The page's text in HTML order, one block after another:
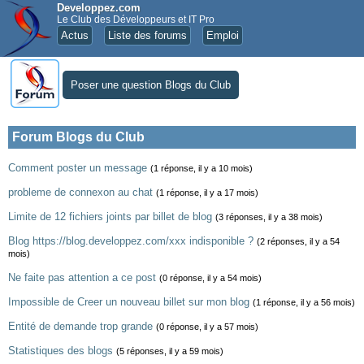
Developpez.com
Le Club des Développeurs et IT Pro
Actus Liste des forums Emploi
Poser une question Blogs du Club
Forum Blogs du Club
Comment poster un message (1 réponse, il y a 10 mois)
probleme de connexon au chat (1 réponse, il y a 17 mois)
Limite de 12 fichiers joints par billet de blog (3 réponses, il y a 38 mois)
Blog https://blog.developpez.com/xxx indisponible ? (2 réponses, il y a 54
mois)
Ne faite pas attention a ce post (0 réponse, il y a 54 mois)
Impossible de Creer un nouveau billet sur mon blog (1 réponse, il y a 56 mois)
Entité de demande trop grande (0 réponse, il y a 57 mois)
Statistiques des blogs (5 réponses, il y a 59 mois)